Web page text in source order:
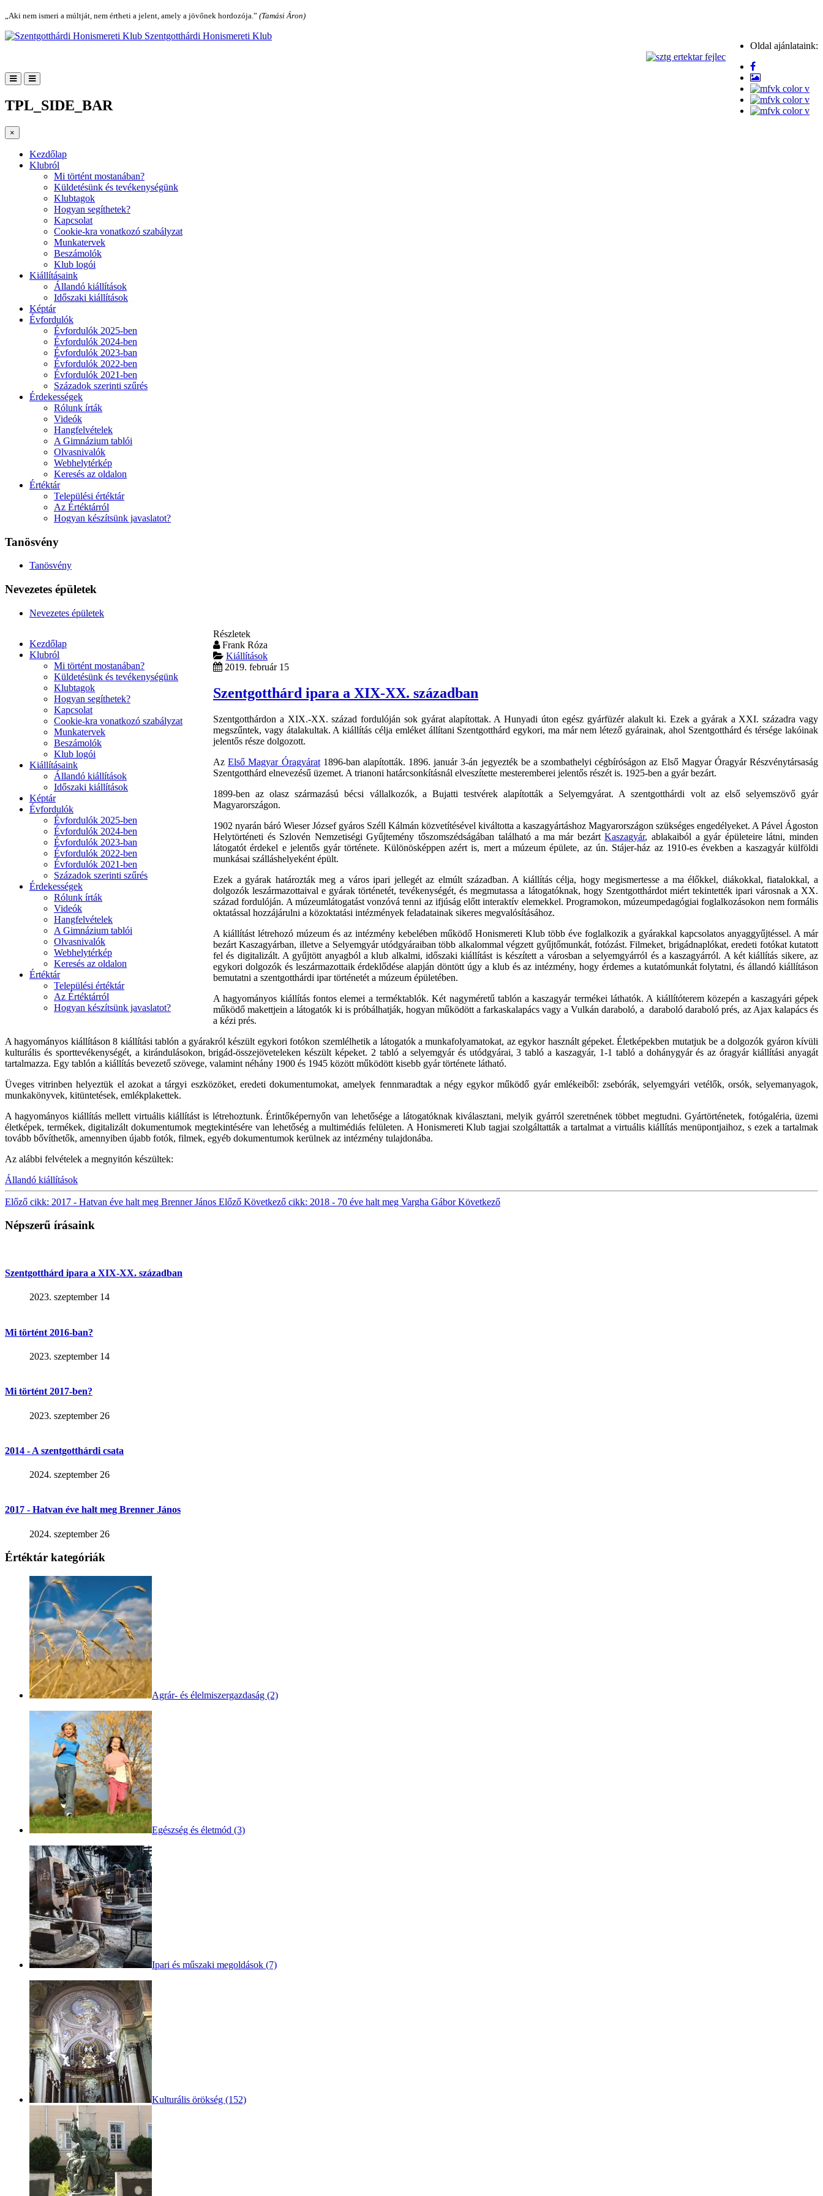
„Aki nem ismeri a múltját, nem értheti a jelent, amely a jövőnek hordozója.” (Tamási Áron)
Oldal ajánlataink:
Szentgotthárdi Honismereti Klub
TPL_SIDE_BAR
×
Kezdőlap
Klubról
Mi történt mostanában?
Küldetésünk és tevékenységünk
Klubtagok
Hogyan segíthetek?
Kapcsolat
Cookie-kra vonatkozó szabályzat
Munkatervek
Beszámolók
Klub logói
Kiállításaink
Állandó kiállítások
Időszaki kiállítások
Képtár
Évfordulók
Évfordulók 2025-ben
Évfordulók 2024-ben
Évfordulók 2023-ban
Évfordulók 2022-ben
Évfordulók 2021-ben
Századok szerinti szűrés
Érdekességek
Rólunk írták
Videók
Hangfelvételek
A Gimnázium tablói
Olvasnivalók
Webhelytérkép
Keresés az oldalon
Értéktár
Települési értéktár
Az Értéktárról
Hogyan készítsünk javaslatot?
Tanösvény
Tanösvény
Nevezetes épületek
Nevezetes épületek
Kezdőlap
Klubról
Mi történt mostanában?
Küldetésünk és tevékenységünk
Klubtagok
Hogyan segíthetek?
Kapcsolat
Cookie-kra vonatkozó szabályzat
Munkatervek
Beszámolók
Klub logói
Kiállításaink
Állandó kiállítások
Időszaki kiállítások
Képtár
Évfordulók
Évfordulók 2025-ben
Évfordulók 2024-ben
Évfordulók 2023-ban
Évfordulók 2022-ben
Évfordulók 2021-ben
Századok szerinti szűrés
Érdekességek
Rólunk írták
Videók
Hangfelvételek
A Gimnázium tablói
Olvasnivalók
Webhelytérkép
Keresés az oldalon
Értéktár
Települési értéktár
Az Értéktárról
Hogyan készítsünk javaslatot?
Részletek
Frank Róza
Kiállítások
2019. február 15
Szentgotthárd ipara a XIX-XX. században
Szentgotthárdon a XIX.-XX. század fordulóján sok gyárat alapítottak. A Hunyadi úton egész gyárfüzér alakult ki. Ezek a gyárak a XXI. századra vagy
megszűntek, vagy átalakultak. A kiállítás célja emléket állítani Szentgotthárd egykori, ma már nem létező gyárainak, ahol Szentgotthárd és térsége lakóinak
jelentős része dolgozott.
AzElső Magyar Óragyárat1896-ban alapították. 1896. január 3-án jegyezték be a szombathelyi cégbíróságon az Első Magyar Óragyár Részvénytársaság
Szentgotthárd elnevezésű üzemet. A trianoni határcsonkításnál elveszítette mesteremberei jelentős részét is. 1925-ben a gyár bezárt.
1899-ben az olasz származású bécsi vállalkozók, a Bujatti testvérek alapították a Selyemgyárat. A szentgotthárdi volt az első selyemszövő gyár
Magyarországon.
1902 nyarán báró Wieser József gyáros Széll Kálmán közvetítésével kiváltotta a kaszagyártáshoz Magyarországon szükséges engedélyeket. A Pável Ágoston
Helytörténeti és Szlovén Nemzetiségi Gyűjtemény tőszomszédságában található a ma már bezártKaszagyár, ablakaiból a gyár épületeire látni, minden
látogatót érdekel e jelentős gyár története. Különösképpen azért is, mert a múzeum épülete, az ún. Stájer-ház az 1910-es években a kaszagyár külföldi
munkásai szálláshelyeként épült.
Ezek a gyárak határozták meg a város ipari jellegét az elmúlt században. A kiállítás célja, hogy megismertesse a ma élőkkel, diákokkal, fiatalokkal, a
dolgozók leszármazottaival e gyárak történetét, tevékenységét, és megmutassa a látogatóknak, hogy Szentgotthárdot miért tekintették ipari városnak a XX.
század fordulóján. A múzeumlátogatást vonzóvá tenni az ifjúság előtt interaktív elemekkel. Programokon, múzeumpedagógiai foglalkozásokon nem formális
oktatással hozzájárulni a közoktatási intézmények feladatainak sikeres megvalósításához.
A kiállítást létrehozó múzeum és az intézmény kebelében működő Honismereti Klub több éve foglalkozik a gyárakkal kapcsolatos anyaggyűjtéssel. A már
bezárt Kaszagyárban, illetve a Selyemgyár utódgyáraiban több alkalommal végzett gyűjtőmunkát, fotózást. Filmeket, brigádnaplókat, eredeti fotókat kutatott
fel és digitalizált. A gyűjtött anyagból a klub alkalmi, időszaki kiállítást is készített a városban a selyemgyárról és a kaszagyárról. A két kiállítás sikere, az
egykori dolgozók és leszármazottaik érdeklődése alapján döntött úgy a klub és az intézmény, hogy érdemes a kutatómunkát folytatni, és állandó kiállításon
bemutatni a szentgotthárdi ipar történetét a múzeum épületében.
A hagyományos kiállítás fontos elemei a terméktablók. Két nagyméretű tablón a kaszagyár termékei láthatók. A kiállítóterem közepén a kaszagyári gépek
működő makettjein a látogatók ki is próbálhatják, hogyan működött a farkaskalapács vagy a Vulkán daraboló, a daraboló daraboló prés, az Ajax kalapács és
a kézi prés.
A hagyományos kiállításon 8 kiállítási tablón a gyárakról készült egykori fotókon szemlélhetik a látogatók a munkafolyamatokat, az egykor használt gépeket. Életképekben mutatjuk be a dolgozók gyáron kívüli
kulturális és sporttevékenységét, a kirándulásokon, brigád-összejöveteleken készült képeket. 2 tabló a selyemgyár és utódgyárai, 3 tabló a kaszagyár, 1-1 tabló a dohánygyár és az óragyár kiállítási anyagát
tartalmazza. Egy tablón a kiállítás bevezető szövege, valamint néhány 1900 és 1945 között működött kisebb gyár története látható.
Üveges vitrinben helyeztük el azokat a tárgyi eszközöket, eredeti dokumentumokat, amelyek fennmaradtak a négy egykor működő gyár emlékeiből: zsebórák, selyemgyári vetélők, orsók, selyemanyagok,
munkakönyvek, kitüntetések, emlékplakettek.
A hagyományos kiállítás mellett virtuális kiállítást is létrehoztunk. Érintőképernyőn van lehetősége a látogatóknak kiválasztani, melyik gyárról szeretnének többet megtudni. Gyártörténetek, fotógaléria, üzemi
életképek, termékek, digitalizált dokumentumok megtekintésére van lehetőség a multimédiás felületen. A Honismereti Klub tagjai szolgáltatták a tartalmat a virtuális kiállítás menüpontjaihoz, s ezek a tartalmak
tovább bővíthetők, amennyiben újabb fotók, filmek, egyéb dokumentumok kerülnek az intézmény tulajdonába.
Az alábbi felvételek a megnyitón készültek:
Állandó kiállítások
Előző cikk: 2017 - Hatvan éve halt meg Brenner János Előző Következő cikk: 2018 - 70 éve halt meg Vargha GáborKövetkező
Népszerű írásaink
Szentgotthárd ipara a XIX-XX. században
2023. szeptember 14
Mi történt 2016-ban?
2023. szeptember 14
Mi történt 2017-ben?
2023. szeptember 26
2014 - A szentgotthárdi csata
2024. szeptember 26
2017 - Hatvan éve halt meg Brenner János
2024. szeptember 26
Értéktár kategóriák
Agrár- és élelmiszergazdaság (2)
Egészség és életmód (3)
Ipari és műszaki megoldások (7)
Kulturális örökség (152)